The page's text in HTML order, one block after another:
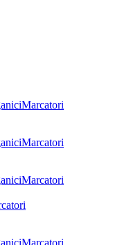
Marcatori
Marcatori
Marcatori
Marcatori